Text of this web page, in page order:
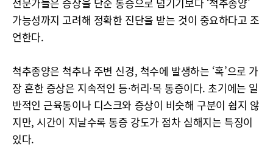
가능성까지 고려해 정확한 진단을 받는 것이 중요하다고 조
언한다.
척추종양은 척추나 주변 신경, 척수에 발생하는 ‘혹’으로 가
장 흔한 증상은 지속적인 등·허리·목 통증이다. 초기에는 일
반적인 근육통이나 디스크와 증상이 비슷해 구분이 쉽지 않
지만, 시간이 지날수록 통증 강도가 점차 심해지는 특징이
있다.